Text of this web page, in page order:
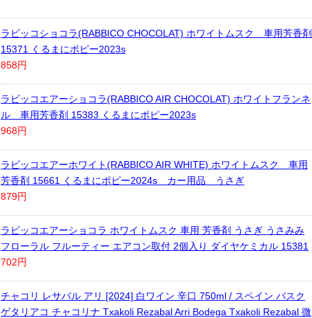
ラビッコショコラ(RABBICO CHOCOLAT) ホワイトムスク 車用芳香剤
15371 くるまにポピー2023s
858円
ラビッコエアーショコラ(RABBICO AIR CHOCOLAT) ホワイトフランネ
ル 車用芳香剤 15383 くるまにポピー2023s
968円
ラビッコエアーホワイト(RABBICO AIR WHITE) ホワイトムスク 車用
芳香剤 15661 くるまにポピー2024s カー用品 うさぎ
879円
ラビッコエアーショコラ ホワイトムスク 車用 芳香剤 うさぎ うさみみ
フローラル フルーティー エアコン取付 2個入り ダイヤケミカル 15381
702円
チャコリ レサバル アリ [2024] 白ワイン 辛口 750ml / スペイン バスク
ゲタリアコ チャコリナ Txakoli Rezabal Arri Bodega Txakoli Rezabal 微